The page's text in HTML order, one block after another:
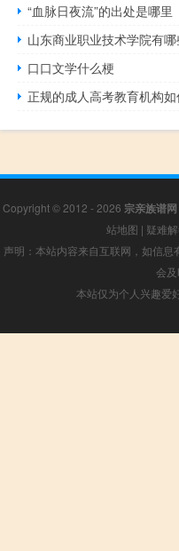
“血脉日夜流”的出处是哪里
山东商业职业技术学院有
口口文学什么梗
正规的成人高考教育机构
Copyright © 2012 - 2026 宗亲族谱网
站地图 | 疑难
声明：本站内容来自互联网，如信
会
本站仅为个人兴趣爱